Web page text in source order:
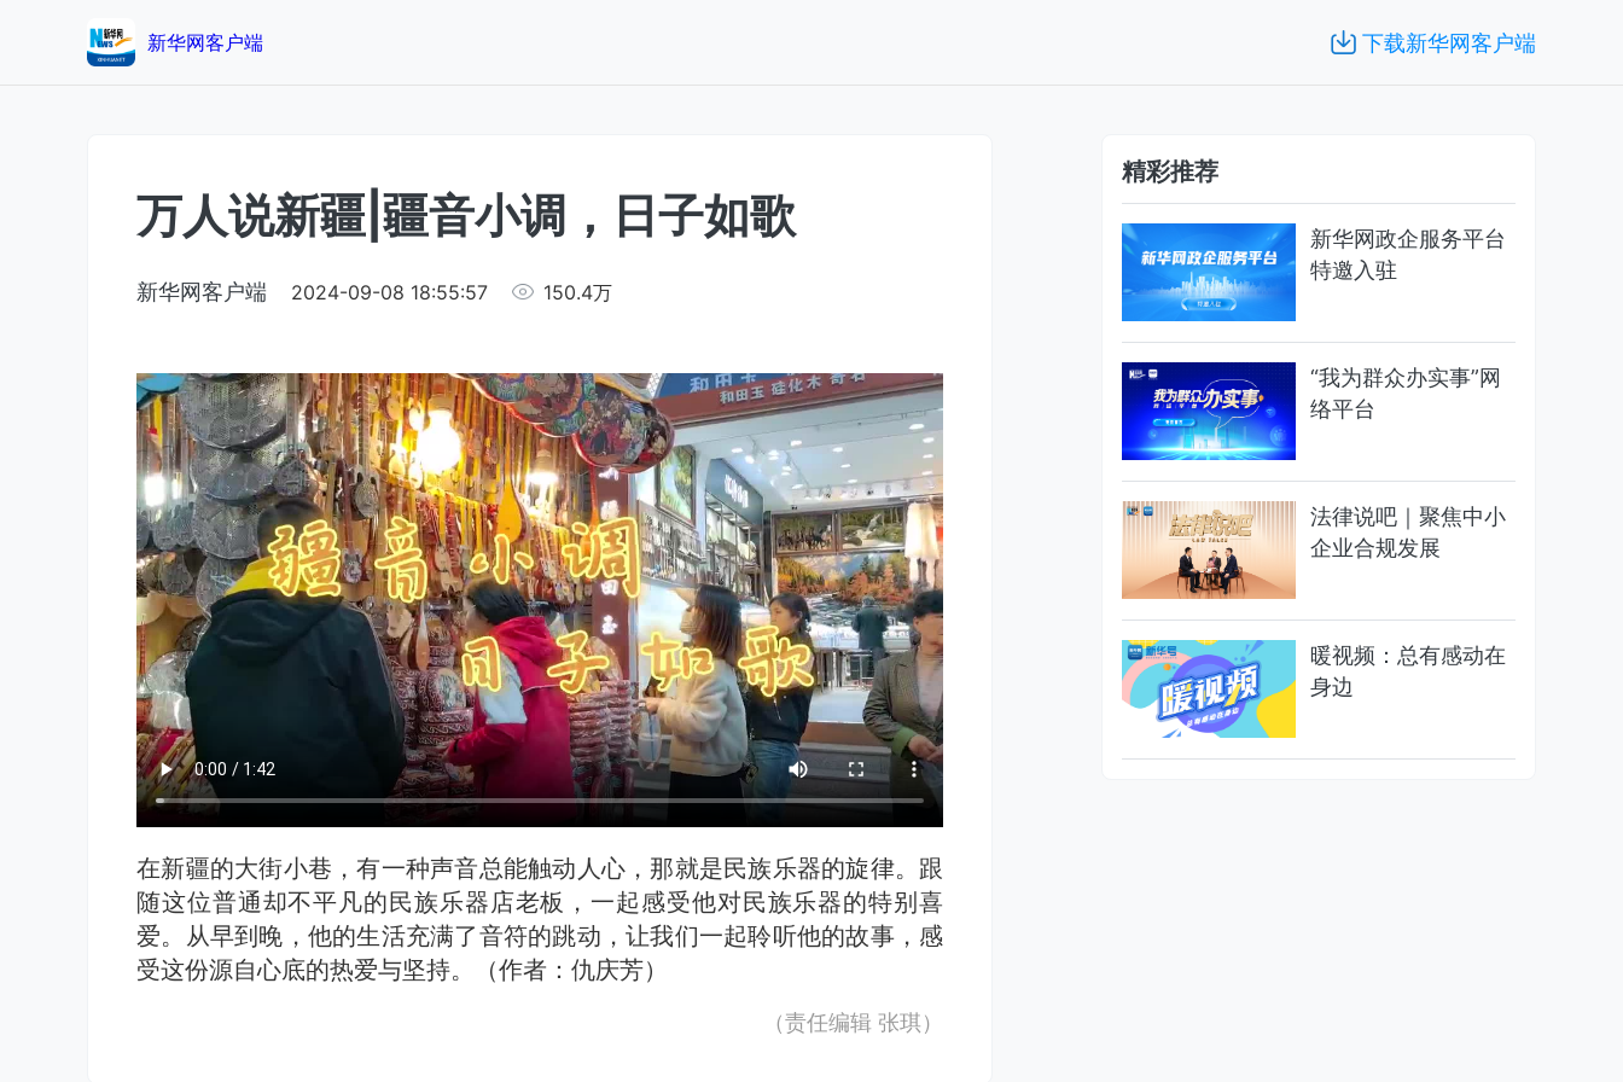
新华网客户端 下载新华网客户端
万人说新疆|疆音小调，日子如歌
新华网客户端 2024-09-08 18:55:57 150.4万
在新疆的大街小巷，有一种声音总能触动人心，那就是民族乐器的旋律。跟
随这位普通却不平凡的民族乐器店老板，一起感受他对民族乐器的特别喜
爱。从早到晚，他的生活充满了音符的跳动，让我们一起聆听他的故事，感
受这份源自心底的热爱与坚持。（作者：仇庆芳）
（责任编辑 张琪）
精彩推荐
新华网政企服务平台
特邀入驻
“我为群众办实事”网
络平台
法律说吧｜聚焦中小
企业合规发展
暖视频：总有感动在
身边